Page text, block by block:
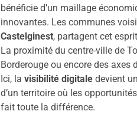
bénéficie d’un maillage
innovantes. Les communes
Castelginest, partagent cet
La proximité du centre-ville de
Borderouge ou encore des axes
Ici, la visibilité digitale devient
d’un territoire où les
fait toute la différence.